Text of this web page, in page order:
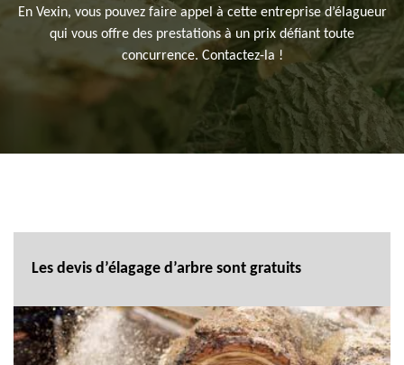
En Vexin, vous pouvez faire appel à cette entreprise d’élagueur
qui vous offre des prestations à un prix défiant toute
concurrence. Contactez-la !
Les devis d’élagage d’arbre sont gratuits